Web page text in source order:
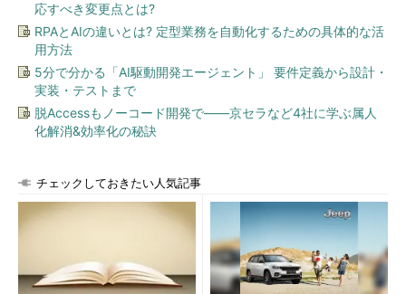
応すべき変更点とは?
RPAとAIの違いとは? 定型業務を自動化するための具体的な活
用方法
5分で分かる「AI駆動開発エージェント」 要件定義から設計・
実装・テストまで
脱Accessもノーコード開発で――京セラなど4社に学ぶ属人
化解消&効率化の秘訣
チェックしておきたい人気記事